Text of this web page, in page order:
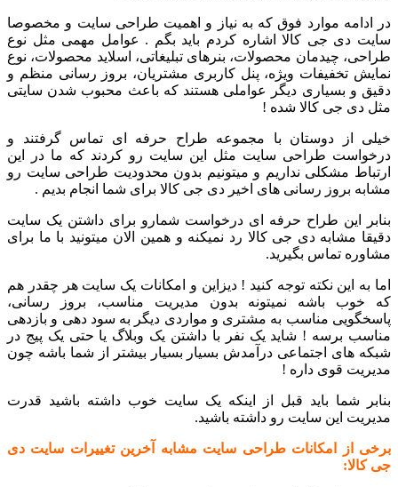
در ادامه موارد فوق که به نیاز و اهمیت طراحی سایت و مخصوصا
سایت دی جی کالا اشاره کردم باید بگم . عوامل مهمی مثل نوع
طراحی، چیدمان محصولات، بنرهای تبلیغاتی، اسلاید محصولات، نوع
نمایش تخفیفات ویژه، پنل کاربری مشتریان، بروز رسانی منظم و
دقیق و بسیاری دیگر عواملی هستند که باعث محبوب شدن سایتی
مثل دی جی کالا شده !
خیلی از دوستان با مجموعه طراح حرفه ای تماس گرفتند و
درخواست طراحی سایت مثل این سایت رو کردند که ما در این
ارتباط مشکلی نداریم و میتونیم بدون محدودیت طراحی سایت رو
مشابه بروز رسانی های اخیر دی جی کالا برای شما انجام بدیم .
بنابر این طراح حرفه ای درخواست شمارو برای داشتن یک سایت
دقیقا مشابه دی جی کالا رد نمیکنه و همین الان میتونید با ما برای
مشاوره تماس بگیرید.
اما به این نکته توجه کنید ! دیزاین و امکانات یک سایت هر چقدر هم
که خوب باشه نمیتونه بدون مدیریت مناسب، بروز رسانی،
پاسخگویی مناسب به مشتری و مواردی دیگر به سود دهی و بازدهی
مناسب برسه ! شاید یک نفر با داشتن یک وبلاگ یا حتی یک پیج در
شبکه های اجتماعی درآمدش بسیار بسیار بیشتر از شما باشه چون
مدیریت قوی داره !
بنابر شما باید قبل از اینکه یک سایت خوب داشته باشید قدرت
مدیریت این سایت رو داشته باشید.
برخی از امکانات طراحی سایت مشابه آخرین تغییرات سایت دی
جی کالا: